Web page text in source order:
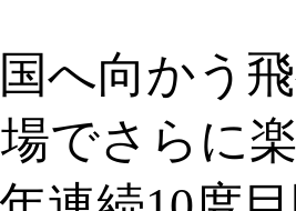
へ向かう
でさらに